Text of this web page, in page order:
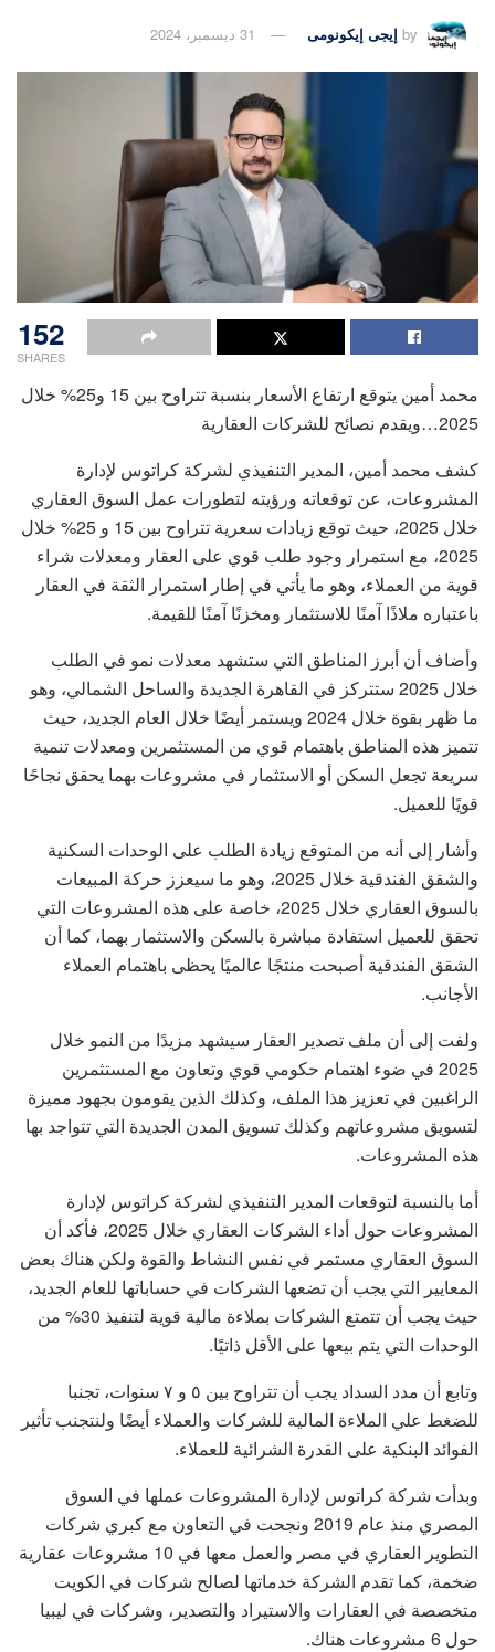
by إيجى إيكونومى 31 ديسمبر، 2024
152
SHARES
محمد أمين يتوقع ارتفاع الأسعار بنسبة تتراوح بين 15 و25% خلال
2025…ويقدم نصائح للشركات العقارية
كشف محمد أمين، المدير التنفيذي لشركة كراتوس لإدارة
المشروعات، عن توقعاته ورؤيته لتطورات عمل السوق العقاري
خلال 2025، حيث توقع زيادات سعرية تتراوح بين 15 و 25% خلال
2025، مع استمرار وجود طلب قوي على العقار ومعدلات شراء
قوية من العملاء، وهو ما يأتي في إطار استمرار الثقة في العقار
باعتباره ملاذًا آمنًا للاستثمار ومخزنًا آمنًا للقيمة.
وأضاف أن أبرز المناطق التي ستشهد معدلات نمو في الطلب
خلال 2025 ستتركز في القاهرة الجديدة والساحل الشمالي، وهو
ما ظهر بقوة خلال 2024 ويستمر أيضًا خلال العام الجديد، حيث
تتميز هذه المناطق باهتمام قوي من المستثمرين ومعدلات تنمية
سريعة تجعل السكن أو الاستثمار في مشروعات بهما يحقق نجاحًا
قويًا للعميل.
وأشار إلى أنه من المتوقع زيادة الطلب على الوحدات السكنية
والشقق الفندقية خلال 2025، وهو ما سيعزز حركة المبيعات
بالسوق العقاري خلال 2025، خاصة على هذه المشروعات التي
تحقق للعميل استفادة مباشرة بالسكن والاستثمار بهما، كما أن
الشقق الفندقية أصبحت منتجًا عالميًا يحظى باهتمام العملاء
الأجانب.
ولفت إلى أن ملف تصدير العقار سيشهد مزيدًا من النمو خلال
2025 في ضوء اهتمام حكومي قوي وتعاون مع المستثمرين
الراغبين في تعزيز هذا الملف، وكذلك الذين يقومون بجهود مميزة
لتسويق مشروعاتهم وكذلك تسويق المدن الجديدة التي تتواجد بها
هذه المشروعات.
أما بالنسبة لتوقعات المدير التنفيذي لشركة كراتوس لإدارة
المشروعات حول أداء الشركات العقاري خلال 2025، فأكد أن
السوق العقاري مستمر في نفس النشاط والقوة ولكن هناك بعض
المعايير التي يجب أن تضعها الشركات في حساباتها للعام الجديد،
حيث يجب أن تتمتع الشركات بملاءة مالية قوية لتنفيذ 30% من
الوحدات التي يتم بيعها على الأقل ذاتيًا.
وتابع أن مدد السداد يجب أن تتراوح بين ٥ و ٧ سنوات، تجنبا
للضغط علي الملاءة المالية للشركات والعملاء أيضًا ولنتجنب تأثير
الفوائد البنكية على القدرة الشرائية للعملاء.
وبدأت شركة كراتوس لإدارة المشروعات عملها في السوق
المصري منذ عام 2019 ونجحت في التعاون مع كبري شركات
التطوير العقاري في مصر والعمل معها في 10 مشروعات عقارية
ضخمة، كما تقدم الشركة خدماتها لصالح شركات في الكويت
متخصصة في العقارات والاستيراد والتصدير، وشركات في ليبيا
حول 6 مشروعات هناك.